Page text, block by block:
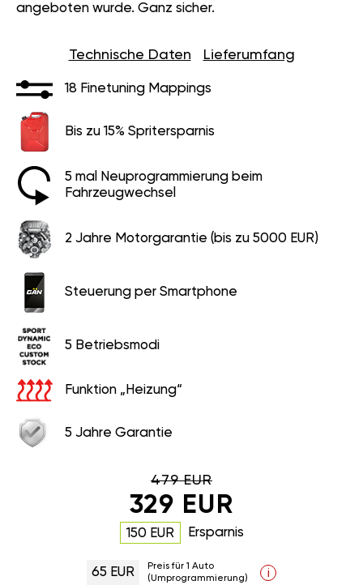
angeboten wurde. Ganz sicher.
Technische Daten Lieferumfang
18 Finetuning Mappings
Bis zu 15% Spritersparnis
5 mal Neuprogrammierung beim
Fahrzeugwechsel
2 Jahre Motorgarantie (bis zu 5000 EUR)
Steuerung per Smartphone
5 Betriebsmodi
Funktion „Heizung“
5 Jahre Garantie
479 EUR
329 EUR
150 EUR Ersparnis
65 EUR
Preis für 1 Auto
(Umprogrammierung)
i